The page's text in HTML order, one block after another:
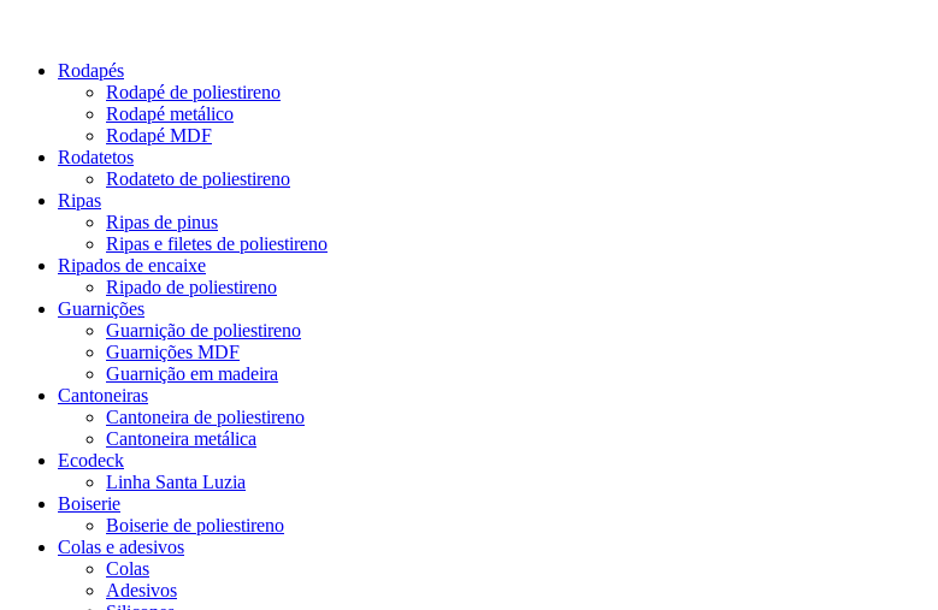
Rodapés
Rodapé de poliestireno
Rodapé metálico
Rodapé MDF
Rodatetos
Rodateto de poliestireno
Ripas
Ripas de pinus
Ripas e filetes de poliestireno
Ripados de encaixe
Ripado de poliestireno
Guarnições
Guarnição de poliestireno
Guarnições MDF
Guarnição em madeira
Cantoneiras
Cantoneira de poliestireno
Cantoneira metálica
Ecodeck
Linha Santa Luzia
Boiserie
Boiserie de poliestireno
Colas e adesivos
Colas
Adesivos